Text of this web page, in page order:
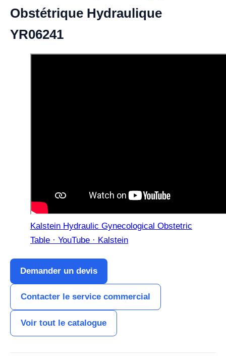
Obstétrique Hydraulique
YR06241
Kalstein Hydraulic Gynecological Obstetric
Table · YouTube · Kalstein
Demander un devis
Contacter le service commercial
Voir tout le catalogue